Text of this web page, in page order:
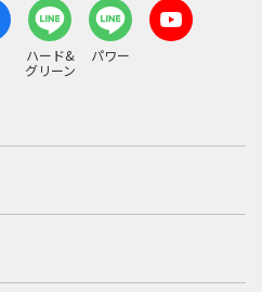
ハード&
グリーン
パワー